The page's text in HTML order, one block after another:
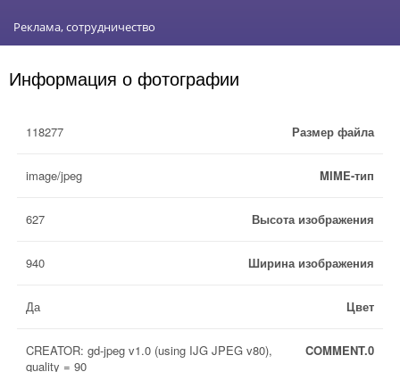
Реклама, сотрудничество
Информация о фотографии
Размер файла
118277
MIME-тип
image/jpeg
Высота изображения
627
Ширина изображения
940
Цвет
Да
COMMENT.0
CREATOR: gd-jpeg v1.0 (using IJG JPEG v80),
quality = 90